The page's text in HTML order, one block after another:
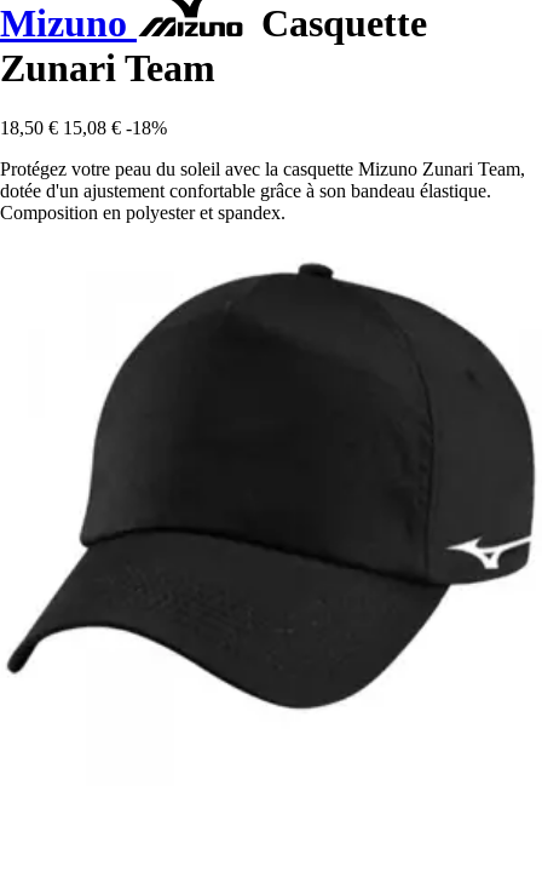
Mizuno
Casquette
Zunari Team
18,50 € 15,08 € -18%
Protégez votre peau du soleil avec la casquette Mizuno Zunari Team,
dotée d'un ajustement confortable grâce à son bandeau élastique.
Composition en polyester et spandex.